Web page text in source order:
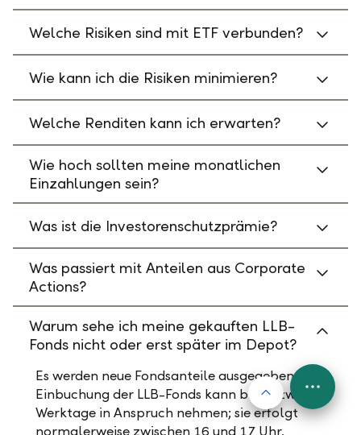
Welche Risiken sind mit ETF verbunden?
Wie kann ich die Risiken minimieren?
Welche Renditen kann ich erwarten?
Wie hoch sollten meine monatlichen
Einzahlungen sein?
Was ist die Investorenschutzprämie?
Was passiert mit Anteilen aus Corporate
Actions?
Warum sehe ich meine gekauften LLB-
Fonds nicht oder erst später im Depot?
Es werden neue Fondsanteile ausgegeben. Die
Einbuchung der LLB-Fonds kann bis zu zwei
Werktage in Anspruch nehmen; sie erfolgt
normalerweise zwischen 16 und 17 Uhr.
Nach oben
FAB
Menu